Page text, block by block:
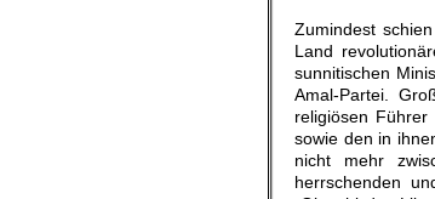
Zumindest
Land
sunnitischen
Amal-Partei.
religiösen
sowie den in
nicht mehr
herrschenden